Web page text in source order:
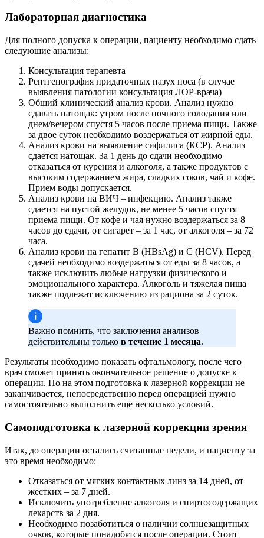
Лабораторная диагностика
Для полного допуска к операции, пациенту необходимо сдать
следующие анализы:
Консультация терапевта
Рентгенография придаточных пазух носа (в случае
выявления патологии консультация ЛОР-врача)
Общий клинический анализ крови. Анализ нужно
сдавать натощак: утром после ночного голодания или
днем/вечером спустя 5 часов после приема пищи. Также
за двое суток необходимо воздержаться от жирной еды.
Анализ крови на выявление сифилиса (КСР). Анализ
сдается натощак. За 1 день до сдачи необходимо
отказаться от курения и алкоголя, а также продуктов с
высоким содержанием жира, сладких соков, чай и кофе.
Прием воды допускается.
Анализ крови на ВИЧ – инфекцию. Анализ также
сдается на пустой желудок, не менее 5 часов спустя
приема пищи. От кофе и чая нужно воздержаться за 8
часов до сдачи, от сигарет – за 1 час, от алкоголя – за 72
часа.
Анализ крови на гепатит В (HBsAg) и С (HCV). Перед
сдачей необходимо воздержаться от еды за 8 часов, а
также исключить любые нагрузки физического и
эмоционального характера. Алкоголь и тяжелая пища
также подлежат исключению из рациона за 2 суток.
Важно помнить, что заключения анализов
действительны только в течение 1 месяца.
Результаты необходимо показать офтальмологу, после чего
врач сможет принять окончательное решение о допуске к
операции. Но на этом подготовка к лазерной коррекции не
заканчивается, непосредственно перед операцией нужно
самостоятельно выполнить еще несколько условий.
Самоподготовка к лазерной коррекции зрения
Итак, до операции остались считанные недели, и пациенту за
это время необходимо:
Отказаться от мягких контактных линз за 14 дней, от
жестких – за 7 дней.
Исключить употребление алкоголя и спиртосодержащих
лекарств за 2 дня.
Необходимо позаботиться о наличии солнцезащитных
очков, которые понадобятся после операции. Стоит